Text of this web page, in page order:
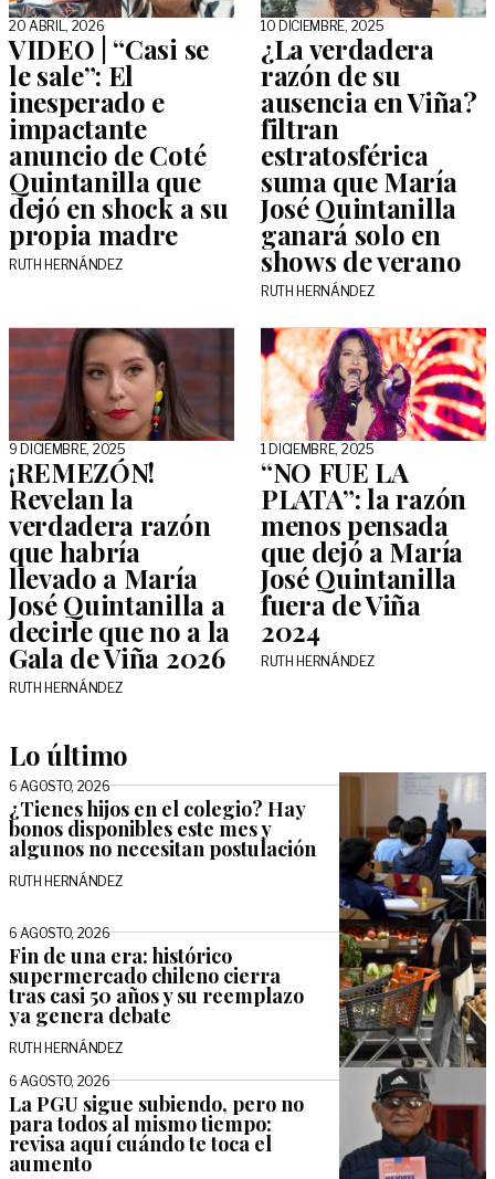
20 ABRIL, 2026
VIDEO | “Casi se
le sale”: El
inesperado e
impactante
anuncio de Coté
Quintanilla que
dejó en shock a su
propia madre
RUTH HERNÁNDEZ
10 DICIEMBRE, 2025
¿La verdadera
razón de su
ausencia en Viña?
filtran
estratosférica
suma que María
José Quintanilla
ganará solo en
shows de verano
RUTH HERNÁNDEZ
9 DICIEMBRE, 2025
¡REMEZÓN!
Revelan la
verdadera razón
que habría
llevado a María
José Quintanilla a
decirle que no a la
Gala de Viña 2026
RUTH HERNÁNDEZ
1 DICIEMBRE, 2025
“NO FUE LA
PLATA”: la razón
menos pensada
que dejó a María
José Quintanilla
fuera de Viña
2024
RUTH HERNÁNDEZ
Lo último
6 AGOSTO, 2026
¿Tienes hijos en el colegio? Hay
bonos disponibles este mes y
algunos no necesitan postulación
RUTH HERNÁNDEZ
6 AGOSTO, 2026
Fin de una era: histórico
supermercado chileno cierra
tras casi 50 años y su reemplazo
ya genera debate
RUTH HERNÁNDEZ
6 AGOSTO, 2026
La PGU sigue subiendo, pero no
para todos al mismo tiempo:
revisa aquí cuándo te toca el
aumento